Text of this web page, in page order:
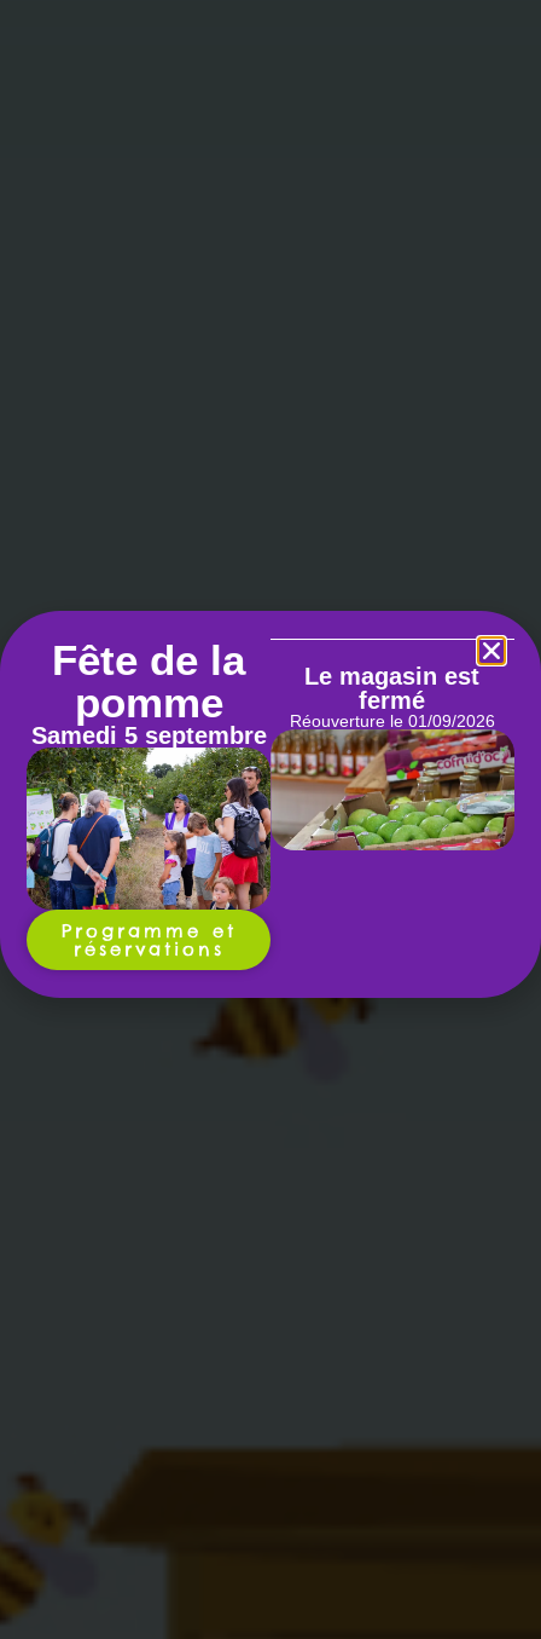
Fête de la
pomme
Samedi 5 septembre
Programme et
réservations
Le magasin est
fermé
Réouverture le 01/09/2026